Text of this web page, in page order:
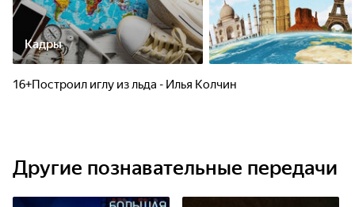
Кадры
16+Построил иглу из льда - Илья Колчин
Другие познавательные передачи